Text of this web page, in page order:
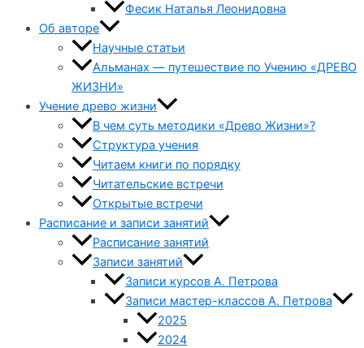
Фесик Наталья Леонидовна
Об авторе
Научные статьи
Альманах — путешествие по Учению «ДРЕВО
ЖИЗНИ»
Учение древо жизни
В чем суть методики «Древо Жизни»?
Структура учения
Читаем книги по порядку
Читательские встречи
Открытые встречи
Расписание и записи занятий
Расписание занятий
Записи занятий
Записи курсов А. Петрова
Записи мастер-классов А. Петрова
2025
2024